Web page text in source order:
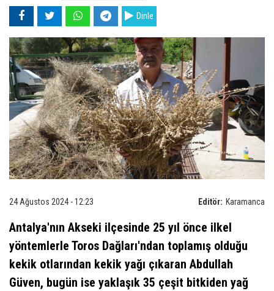
Dinle
Editör: Karamanca
24 Ağustos 2024 - 12:23
Antalya'nın Akseki ilçesinde 25 yıl önce ilkel
yöntemlerle Toros Dağları'ndan toplamış olduğu
kekik otlarından kekik yağı çıkaran Abdullah
Güven, bugün ise yaklaşık 35 çeşit bitkiden yağ